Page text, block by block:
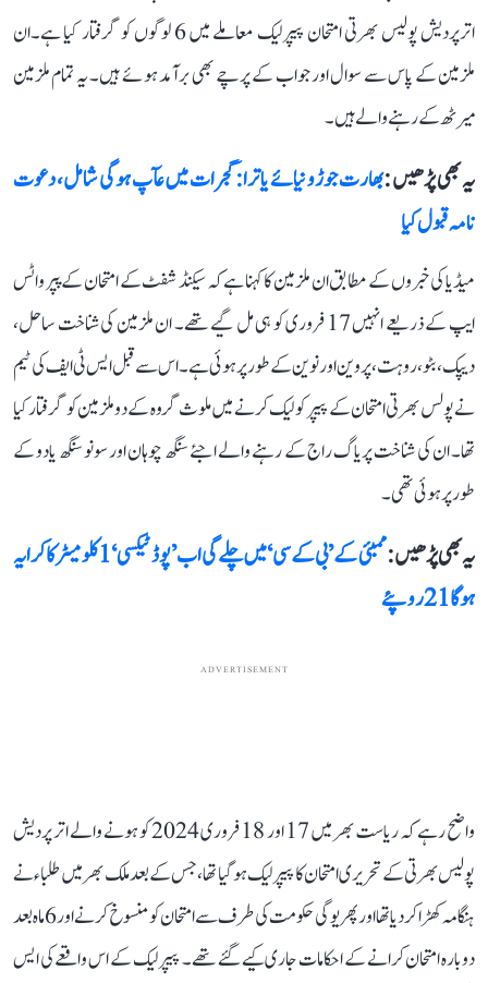
اترپردیش پولیس بھرتی امتحان پیپرلیک معاملے میں 6 لوگوں کو گرفتار کیا ہے۔ان
ملزمین کے پاس سے سوال اور جواب کے پرچے بھی برآمد ہوئے ہیں۔ یہ تمام ملزمین
میرٹھ کے رہنے والے ہیں۔
یہ بھی پڑھیں :بھارت جوڑو نیائے یاترا: گجرات میں عآپ ہوگی شامل، دعوت
نامہ قبول کیا
میڈیا کی خبروں کے مطابق ان ملزمین کا کہنا ہے کہ سیکنڈ شفٹ کے امتحان کے پپر واٹس
ایپ کے ذریعے انہیں 17 فروری کو ہی مل گیے تھے۔ ان ملزمین کی شناخت ساحل،
دیپک، بٹو، روہت، پروین اور نوین کے طور پر ہوئی ہے۔ اس سے قبل ایس ٹی ایف کی ٹیم
نے پولس بھرتی امتحان کے پیپر کو لیک کرنے میں ملوث گروہ کے دو ملزمین کو گرفتار کیا
تھا۔ ان کی شناخت پریاگ راج کے رہنے والے اجئے سنگھ چوہان اور سونو سنگھ یادو کے
طور پر ہوئی تھی۔
یہ بھی پڑھیں :
ممبئی کے ’بی کے سی‘ میں چلے گی اب ’پوڈ ٹیکسی‘ 1 کلومیٹر کا کرایہ
ہوگا 21 روپئے
ADVERTISEMENT
واضح رہے کہ ریاست بھر میں 17 اور 18 فروری 2024 کو ہونے والے اتر پردیش
پولیس بھرتی کے تحریری امتحان کا پیپر لیک ہو گیا تھا، جس کے بعد ملک بھر میں طلباء نے
ہنگامہ کھڑا کر دیا تھا اور پھر یوگی حکومت کی طرف سے امتحان کو منسوخ کرنے اور 6 ماہ بعد
دوبارہ امتحان کرانے کے احکامات جاری کیے گئے تھے۔ پیپر لیک کے اس واقعے کی ایس